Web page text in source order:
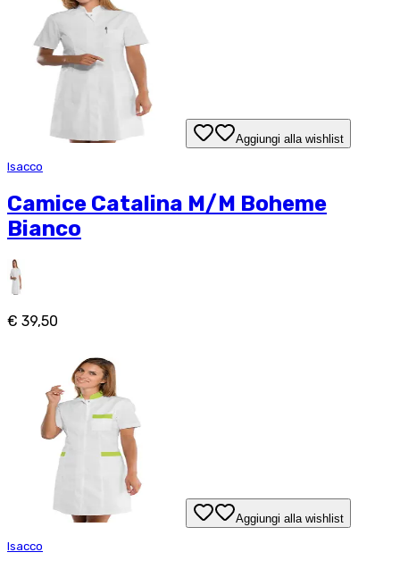
Aggiungi alla wishlist
Isacco
Camice Catalina M/M Boheme
Bianco
€ 39,50
Aggiungi alla wishlist
Isacco